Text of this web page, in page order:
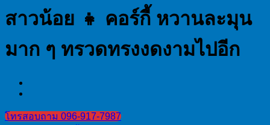
สาวน้อย 👧 คอร์กี้ หวานละมุน
มาก ๆ ทรวดทรงงดงามไปอีก
โทรสอบถาม 096-917-7987